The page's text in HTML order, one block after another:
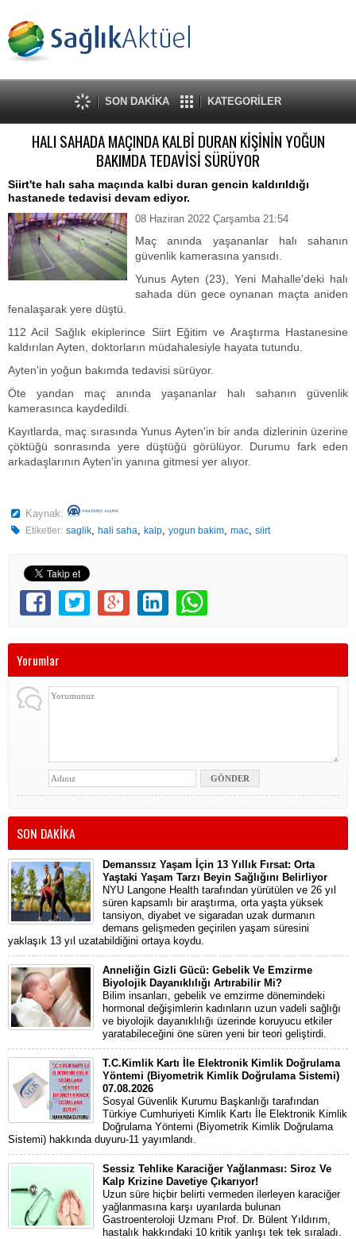
SON DAKİKA KATEGORİLER
HALI SAHADA MAÇINDA KALBİ DURAN KİŞİNİN YOĞUN
BAKIMDA TEDAVİSİ SÜRÜYOR
Siirt'te halı saha maçında kalbi duran gencin kaldırıldığı
hastanede tedavisi devam ediyor.
08 Haziran 2022 Çarşamba 21:54
Maç anında yaşananlar halı sahanın
güvenlik kamerasına yansıdı.
Yunus Ayten (23), Yeni Mahalle'deki halı
sahada dün gece oynanan maçta aniden
fenalaşarak yere düştü.
112 Acil Sağlık ekiplerince Siirt Eğitim ve Araştırma Hastanesine
kaldırılan Ayten, doktorların müdahalesiyle hayata tutundu.
Ayten'in yoğun bakımda tedavisi sürüyor.
Öte yandan maç anında yaşananlar halı sahanın güvenlik
kamerasınca kaydedildi.
Kayıtlarda, maç sırasında Yunus Ayten'in bir anda dizlerinin üzerine
çöktüğü sonrasında yere düştüğü görülüyor. Durumu fark eden
arkadaşlarının Ayten'in yanına gitmesi yer alıyor.
Kaynak:
Etiketler: saglik,hali saha,kalp,yogun bakim,mac,siirt
Yorumlar
SON DAKİKA
Demanssız Yaşam İçin 13 Yıllık Fırsat: Orta
Yaştaki Yaşam Tarzı Beyin Sağlığını Belirliyor
NYU Langone Health tarafından yürütülen ve 26 yıl
süren kapsamlı bir araştırma, orta yaşta yüksek
tansiyon, diyabet ve sigaradan uzak durmanın
demans gelişmeden geçirilen yaşam süresini
yaklaşık 13 yıl uzatabildiğini ortaya koydu.
Anneliğin Gizli Gücü: Gebelik Ve Emzirme
Biyolojik Dayanıklılığı Artırabilir Mi?
Bilim insanları, gebelik ve emzirme dönemindeki
hormonal değişimlerin kadınların uzun vadeli sağlığı
ve biyolojik dayanıklılığı üzerinde koruyucu etkiler
yaratabileceğini öne süren yeni bir teori geliştirdi.
T.C.Kimlik Kartı İle Elektronik Kimlik Doğrulama
Yöntemi (Biyometrik Kimlik Doğrulama Sistemi)
07.08.2026
Sosyal Güvenlik Kurumu Başkanlığı tarafından
Türkiye Cumhuriyeti Kimlik Kartı İle Elektronik Kimlik
Doğrulama Yöntemi (Biyometrik Kimlik Doğrulama
Sistemi) hakkında duyuru-11 yayımlandı.
Sessiz Tehlike Karaciğer Yağlanması: Siroz Ve
Kalp Krizine Davetiye Çıkarıyor!
Uzun süre hiçbir belirti vermeden ilerleyen karaciğer
yağlanmasına karşı uyarılarda bulunan
Gastroenteroloji Uzmanı Prof. Dr. Bülent Yıldırım,
hastalık hakkındaki 10 kritik yanlışı tek tek sıraladı.